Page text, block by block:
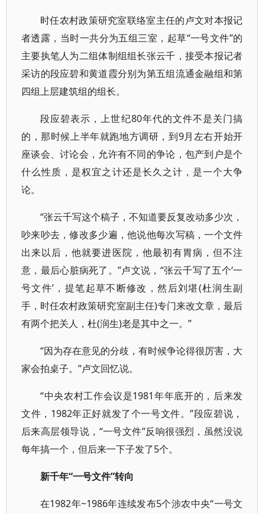
时任农村政策研究室联络室主任的卢文对本报记
者透露，当时一共分为五组三室，起草“一号文件”的
主要执笔人为二组体制组组长张云千，接受本报记者
采访的段应碧和黄道霞分别为第五组流通金融组和第
四组上层建筑组的组长。
段应碧表示，上世纪80年代的文件不是关门搞
的，那时候上半年就跑地方调研，到9月左右开始开
座谈会、讨论会，允许有不同的争论，包产到户是个
什么性质，是权宜之计还是长久之计，是一个大争
论。
“张云千写这个稿子，不知道要反复改动多少次，
吵来吵去，修改多少遍，他说他每次写稿，一个文件
出来以后，他就要进医院，他最初有胃病，但不注
意，最后心脏病死了。”卢文说，“张云千写了五个‘一
号文件’，提笔起草不断修改，然后刘堪(杜润生副
手，时任农村政策研究室副主任)专门来改文章，最后
有两个把关人，杜(润生)老是其中之一。”
“因为存在意见的分歧，有时候争论得很厉害，大
家会拍桌子。”卢文回忆说。
“中央农村工作会议是1981年年底开的，后来发
文件，1982年正好就发了个一号文件。”段应碧说，
后来高层领导说，“一号文件”反响很强烈，虽然没说
每年搞一个，但后来一下子发了5个。
新千年“一号文件”转向
在1982年~1986年连续发布5个涉农中央“一号文